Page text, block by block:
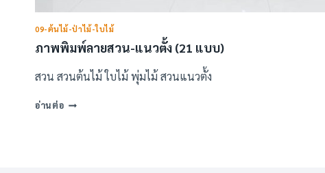
09-ต้นไม้-ป่าไม้-ใบไม้
ภาพพิมพ์ลายสวน-แนวตั้ง (21 แบบ)
สวน สวนต้นไม้ ใบไม้ พุ่มไม้ สวนแนวตั้ง
อ่านต่อภาพ